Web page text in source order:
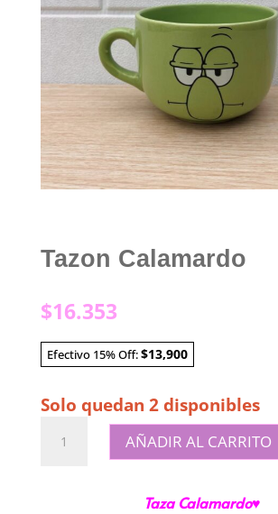
Tazon Calamardo
$16.353
Efectivo 15% Off:$13,900
Solo quedan 2 disponibles
Calamardo
AÑADIR AL CARRITO
Taza Calamardo♥